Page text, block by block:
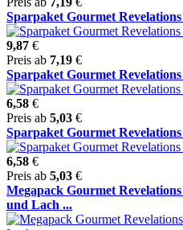
Sparpaket Gourmet
9,87 €
Preis ab 7,19 €
Sparpaket Gourmet
6,58 €
Preis ab 5,03 €
Sparpaket Gourmet
6,58 €
Preis ab 5,03 €
Megapack Gourmet
und Lach ...